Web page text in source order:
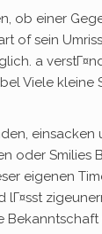
ob einer
of sein
a
Viele
oder Smilies
eigenen
lГ¤sst